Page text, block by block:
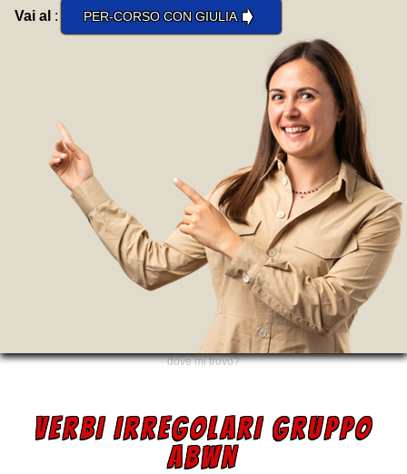
Vai al : PER-CORSO CON GIULIA➧
dove mi trovo?
VERBI IRREGOLARI GRUPPO
ABWN